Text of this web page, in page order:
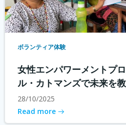
ボランティア体験
女性エンパワーメントプ
ル・カトマンズで未来を
28/10/2025
Read more